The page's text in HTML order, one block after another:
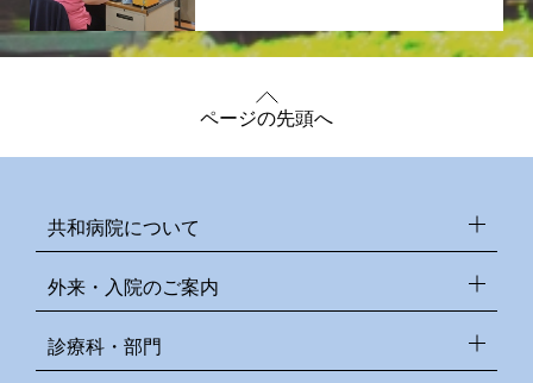
ページの先頭へ
共和病院について
外来・入院のご案内
診療科・部門